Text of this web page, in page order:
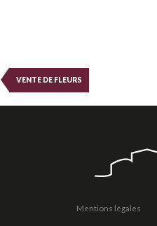
VENTE DE FLEURS
Mentions légales